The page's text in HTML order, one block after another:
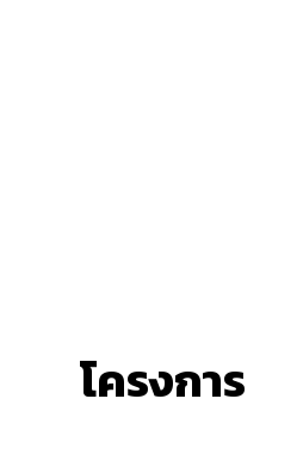
โครงการ